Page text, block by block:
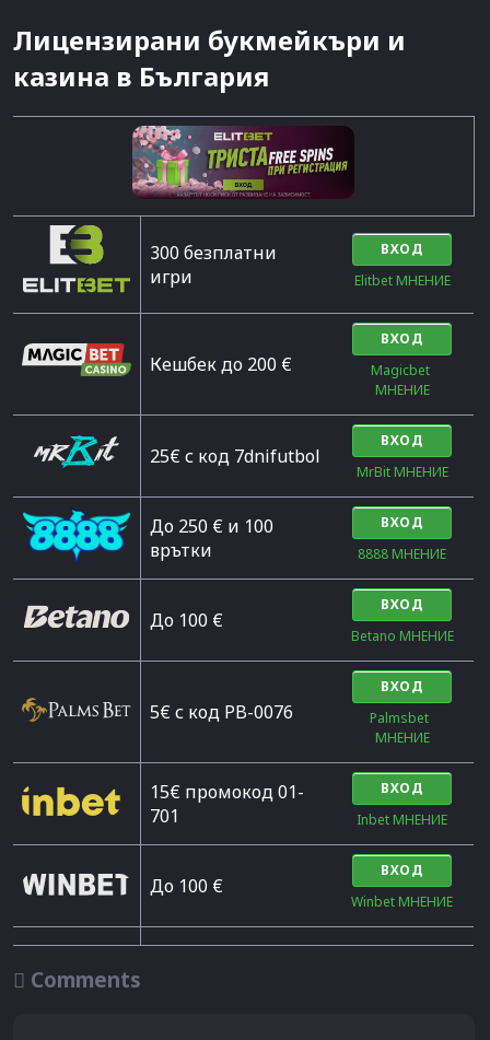
Лицензирани букмейкъри и
казина в България
300 безплатни
игри
ВХОД
Elitbet МНЕНИЕ
Кешбек до 200 €
ВХОД
Magicbet
МНЕНИЕ
25€ с код 7dnifutbol
ВХОД
MrBit МНЕНИЕ
До 250 € и 100
врътки
ВХОД
8888 МНЕНИЕ
Дo 100 €
ВХОД
Betano МНЕНИЕ
5€ с код PB-0076
ВХОД
Palmsbet
МНЕНИЕ
15€ промокод 01-
701
ВХОД
Inbet МНЕНИЕ
До 100 €
ВХОД
Winbet МНЕНИЕ
 Comments